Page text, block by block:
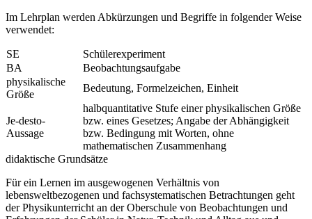
Im Lehrplan werden Abkürzungen und Begriffe in folgender Weise
verwendet:
SE
Schülerexperiment
BA
Beobachtungsaufgabe
physikalische
Größe
Bedeutung, Formelzeichen, Einheit
Je-desto-
Aussage
halbquantitative Stufe einer physikalischen Größe
bzw. eines Gesetzes; Angabe der Abhängigkeit
bzw. Bedingung mit Worten, ohne
mathematischen Zusammenhang
didaktische Grundsätze
Für ein Lernen im ausgewogenen Verhältnis von
lebensweltbezogenen und fachsystematischen Betrachtungen geht
der Physikunterricht an der Oberschule von Beobachtungen und